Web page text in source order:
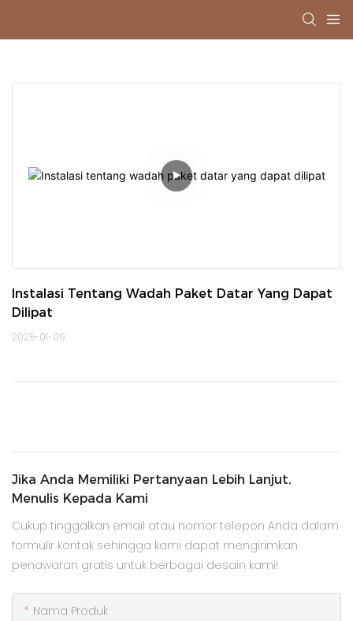
Instalasi Tentang Wadah Paket Datar Yang Dapat
Dilipat
2025-01-09
Jika Anda Memiliki Pertanyaan Lebih Lanjut,
Menulis Kepada Kami
Cukup tinggalkan email atau nomor telepon Anda dalam
formulir kontak sehingga kami dapat mengirimkan
penawaran gratis untuk berbagai desain kami!
Nama Produk